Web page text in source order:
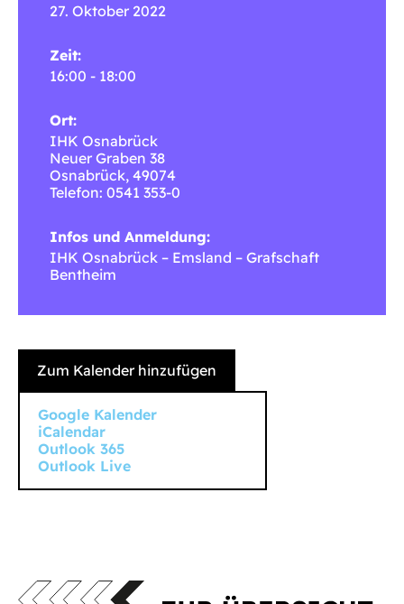
27. Oktober 2022
Zeit:
16:00 - 18:00
Ort:
IHK Osnabrück
Neuer Graben 38
Osnabrück, 49074
Telefon: 0541 353-0
Infos und Anmeldung:
IHK Osnabrück – Emsland – Grafschaft
Bentheim
Zum Kalender hinzufügen
Google Kalender
iCalendar
Outlook 365
Outlook Live